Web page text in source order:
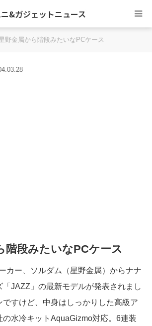
&ガジェットニュース
野金属から階段みたいなPCケース
階段みたいなPCケース
カー、ソルダム（星野金属）からナナ
「JAZZ」の最新モデルが発表されまし
ですけど、中身はしっかりした高級ア
の水冷キットAquaGizmo対応。6連装